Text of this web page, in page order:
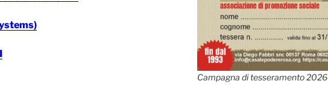
Campagna di tesseramento 2026